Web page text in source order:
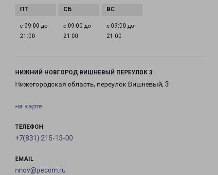
с 09:00 до
21:00
с 09:00 до
21:00
с 09:00 до
21:00
НИЖНИЙ НОВГОРОД ВИШНЕВЫЙ ПЕРЕУЛОК 3
Нижегородская область, переулок Вишневый, 3
на карте
ТЕЛЕФОН
+7(831) 215-13-00
EMAIL
nnov@pecom.ru